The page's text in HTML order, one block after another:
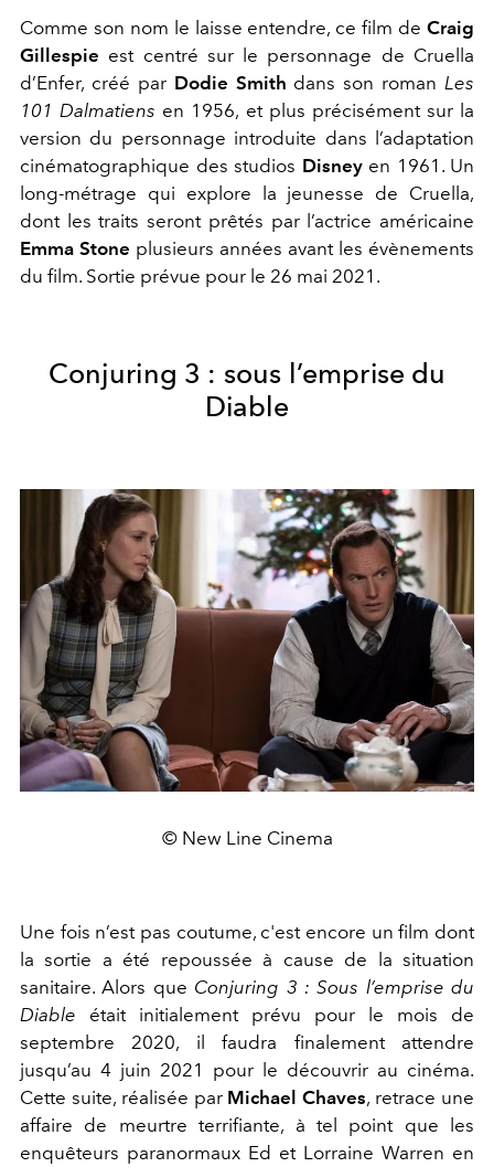
Comme son nom le laisse entendre, ce film de Craig
Gillespie est centré sur le personnage de Cruella
d’Enfer, créé par Dodie Smith dans son roman Les
101 Dalmatiens en 1956, et plus précisément sur la
version du personnage introduite dans l’adaptation
cinématographique des studios Disneyen 1961. Un
long-métrage qui explore la jeunesse de Cruella,
dont les traits seront prêtés par l’actrice américaine
Emma Stone plusieurs années avant les évènements
du film. Sortie prévue pour le 26 mai 2021.
Conjuring 3 : sous l’emprise du
Diable
© New Line Cinema
Une fois n’est pas coutume, c'est encore un film dont
la sortie a été repoussée à cause de la situation
sanitaire. Alors que Conjuring 3 : Sous l’emprise du
Diable était initialement prévu pour le mois de
septembre 2020, il faudra finalement attendre
jusqu’au 4 juin 2021 pour le découvrir au cinéma.
Cette suite, réalisée par Michael Chaves, retrace une
affaire de meurtre terrifiante, à tel point que les
enquêteurs paranormaux Ed et Lorraine Warren en